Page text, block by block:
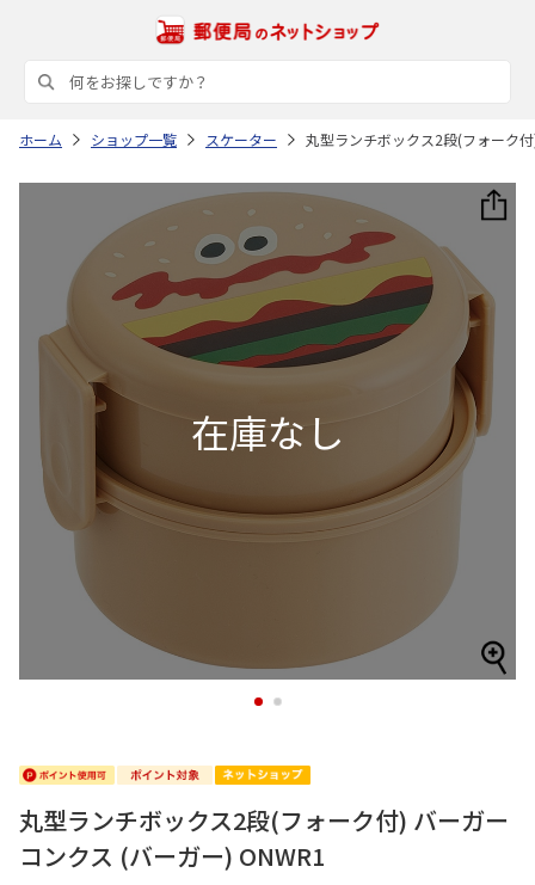
ホーム ショップ一覧 スケーター 丸型ランチボックス2段(フォーク
1 2
丸型ランチボックス2段(フォーク付) バーガー
コンクス (バーガー) ONWR1